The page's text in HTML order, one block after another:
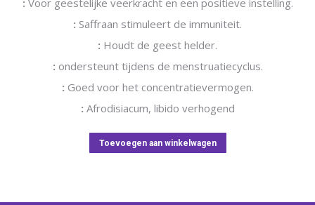
: Voor geestelijke veerkracht en een positieve instelling.
: Saffraan stimuleert de immuniteit.
: Houdt de geest helder.
: ondersteunt tijdens de menstruatiecyclus.
: Goed voor het concentratievermogen.
: Afrodisiacum, libido verhogend
Toevoegen aan winkelwagen